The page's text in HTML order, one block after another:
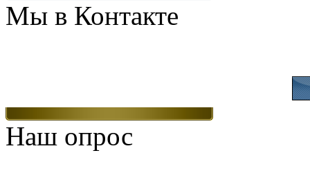
Мы в Контакте
Наш опрос